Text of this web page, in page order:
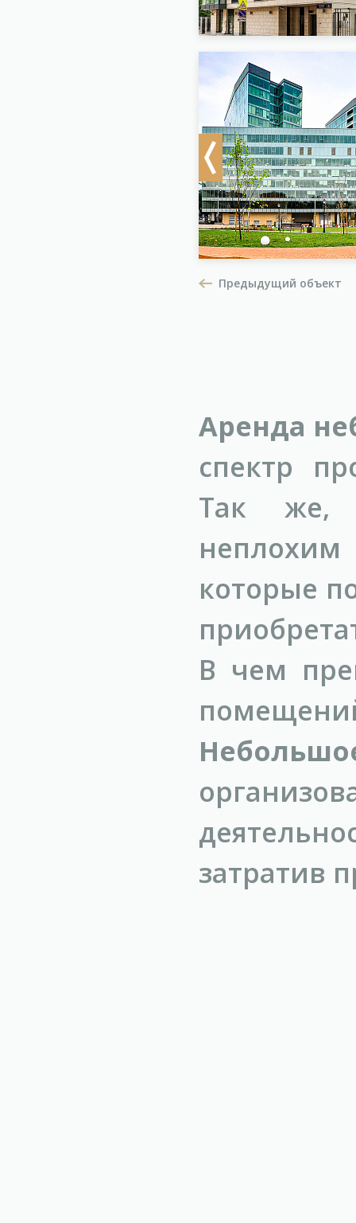
Previous
Предыдущий объект
Аренда
спектр
Так же,
которые
В чем
затратив